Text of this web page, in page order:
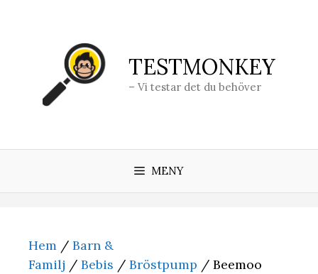
TESTMONKEY
– Vi testar det du behöver
MENY
Hem / Barn &
Familj / Bebis / Bröstpump / Beemoo